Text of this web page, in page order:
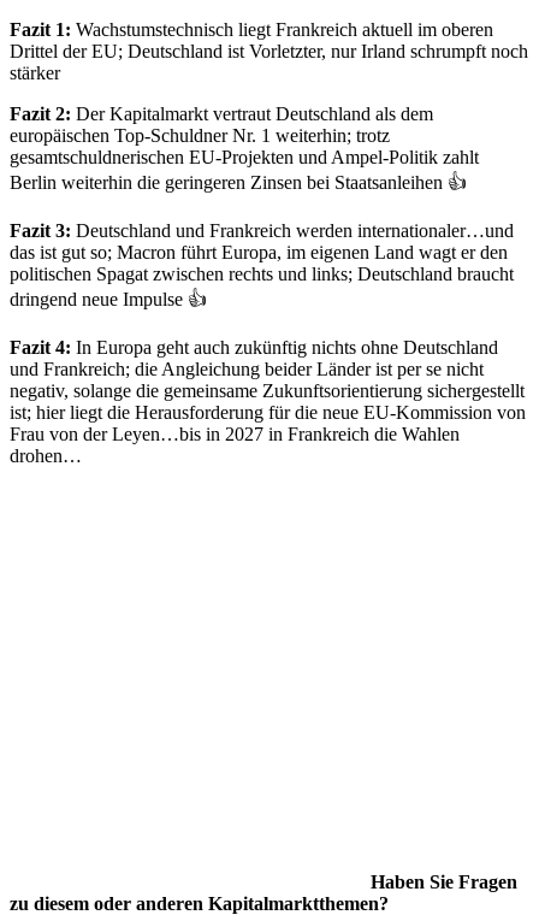
Fazit 1: Wachstumstechnisch liegt Frankreich aktuell im oberen
Drittel der EU; Deutschland ist Vorletzter, nur Irland schrumpft noch
stärker
Fazit 2: Der Kapitalmarkt vertraut Deutschland als dem
europäischen Top-Schuldner Nr. 1 weiterhin; trotz
gesamtschuldnerischen EU-Projekten und Ampel-Politik zahlt
Berlin weiterhin die geringeren Zinsen bei Staatsanleihen 👍
Fazit 3: Deutschland und Frankreich werden internationaler…und
das ist gut so; Macron führt Europa, im eigenen Land wagt er den
politischen Spagat zwischen rechts und links; Deutschland braucht
dringend neue Impulse 👍
Fazit 4: In Europa geht auch zukünftig nichts ohne Deutschland
und Frankreich; die Angleichung beider Länder ist per se nicht
negativ, solange die gemeinsame Zukunftsorientierung sichergestellt
ist; hier liegt die Herausforderung für die neue EU-Kommission von
Frau von der Leyen…bis in 2027 in Frankreich die Wahlen
drohen…
Haben Sie Fragen
zu diesem oder anderen Kapitalmarktthemen?